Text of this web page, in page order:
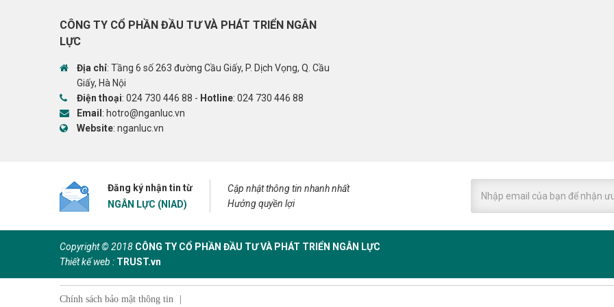
CÔNG TY CỔ PHẦN ĐẦU TƯ VÀ PHÁT TRIỂN NGÂN
LỰC
Địa chỉ: Tầng 6 số 263 đường Cầu Giấy, P. Dịch Vọng, Q. Cầu
Giấy, Hà Nội
Điện thoại: 024 730 446 88 - Hotline: 024 730 446 88
Email : hotro@nganluc.vn
Website: nganluc.vn
Đăng ký nhận tin từ
NGÂN LỰC (NIAD)
Cập nhật thông tin nhanh nhất
Hưởng quyền lợi
Copyright © 2018 CÔNG TY CỔ PHẦN ĐẦU TƯ VÀ PHÁT TRIỂN NGÂN LỰC
Thiết kế web : TRUST.vn
Chính sách bảo mật thông tin